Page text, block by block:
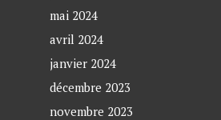
mai 2024
avril 2024
janvier 2024
décembre 2023
novembre 2023